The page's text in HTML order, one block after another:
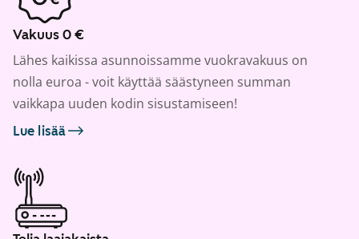
Vakuus 0 €
Lähes kaikissa asunnoissamme vuokravakuus on
nolla euroa - voit käyttää säästyneen summan
vaikkapa uuden kodin sisustamiseen!
Lue lisää